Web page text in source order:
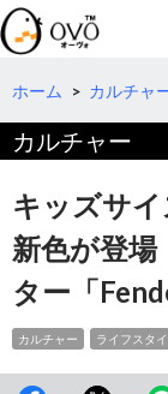
検
索
コ
テ
ツ
へ
動
ホーム > カルチャ
カルチャー
キッズサ
新色が登
ター「
カルチャー ライフスタ